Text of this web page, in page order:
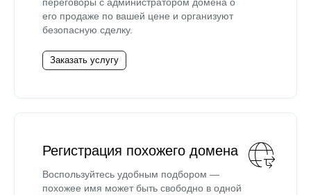
его продаже по вашей цене и организуют
безопасную сделку.
Заказать услугу
Регистрация похожего домена
Воспользуйтесь удобным подбором —
похожее имя может быть свободно в одной